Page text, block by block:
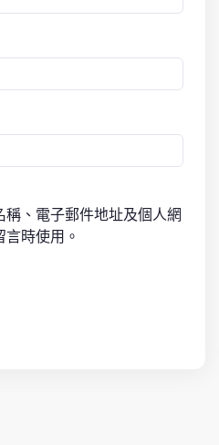
稱、電子郵件地址及個人網
時使用。